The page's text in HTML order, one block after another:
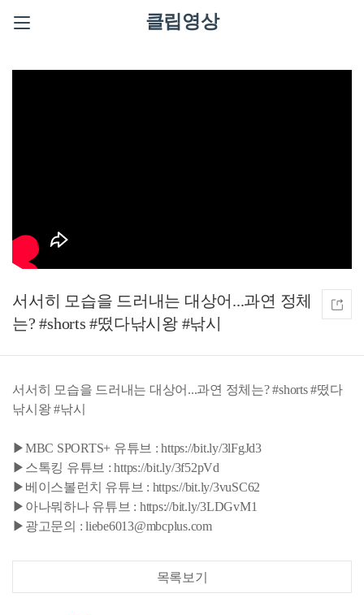
클립영상
서서히 모습을 드러내는 대상어...과연 정체
는? #shorts #떴다낚시왕 #낚시
서서히 모습을 드러내는 대상어...과연 정체는? #shorts #떴다
낚시왕 #낚시
▶MBC SPORTS+ 유튜브 : https://bit.ly/3lFgJd3
▶스톡킹 유튜브 : https://bit.ly/3f52pVd
▶베이스볼런치 유튜브 : https://bit.ly/3vuSC62
▶아나뭐하나 유튜브 : https://bit.ly/3LDGvM1
▶광고문의 : liebe6013@mbcplus.com
목록보기